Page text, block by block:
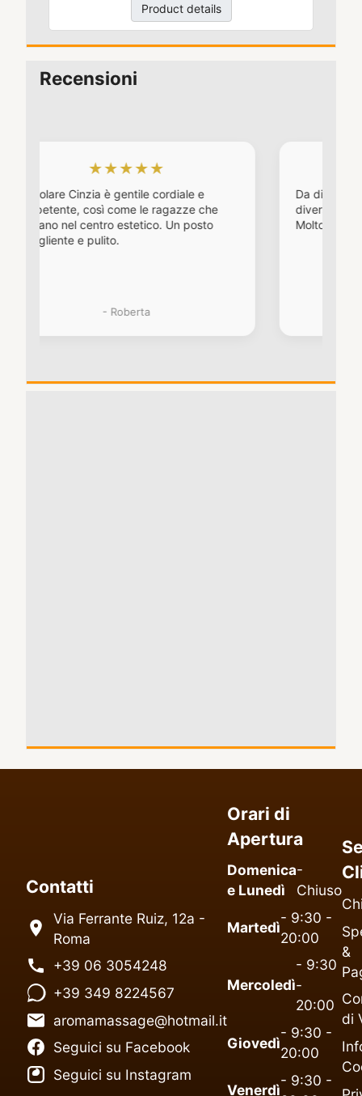
Product details
Recensioni
è gentile cordiale e
come le ragazze che
estetico. Un posto
Da diversi anni, dopo averne
diversi, è il mio centro
Molto gentili e professionali.
Contatti
Via Ferrante Ruiz, 12a -
Roma
+39 06 3054248
+39 349 8224567
aromamassage@hotmail.it
Seguici su Facebook
Seguici su Instagram
Orari di
Apertura
Domenica
e Lunedì
-
Chiuso
Martedì
- 9:30 -
20:00
Mercoledì
- 9:30
-
20:00
Giovedì
- 9:30 -
20:00
Venerdì
- 9:30 -
&
di